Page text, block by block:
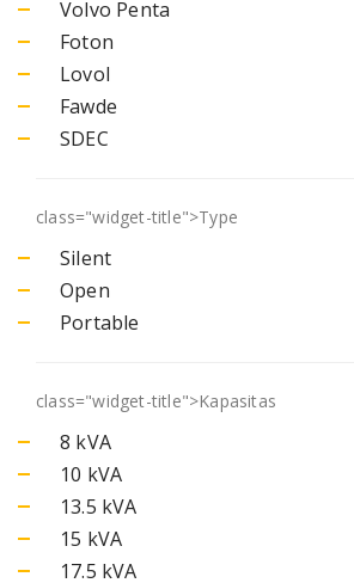
Volvo Penta
Foton
Lovol
Fawde
SDEC
class="widget-title">Type
Silent
Open
Portable
class="widget-title">Kapasitas
8 kVA
10 kVA
13.5 kVA
15 kVA
17.5 kVA